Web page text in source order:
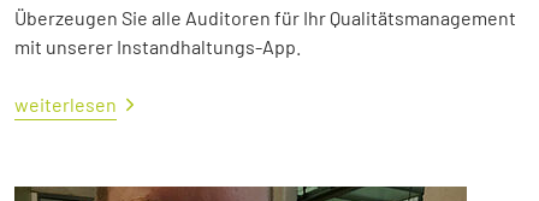
Überzeugen Sie alle Auditoren für Ihr Qualitätsmanagement
mit unserer Instandhaltungs-App.
weiterlesen